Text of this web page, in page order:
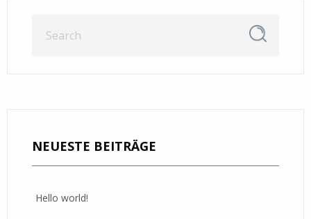
NEUESTE BEITRÄGE
Hello world!